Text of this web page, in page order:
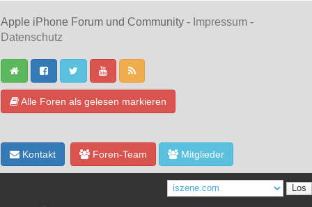
Apple iPhone Forum und Community - Impressum -
Datenschutz
Alle Foren als gelesen markieren
Kontakt Foren-Team Mitglieder